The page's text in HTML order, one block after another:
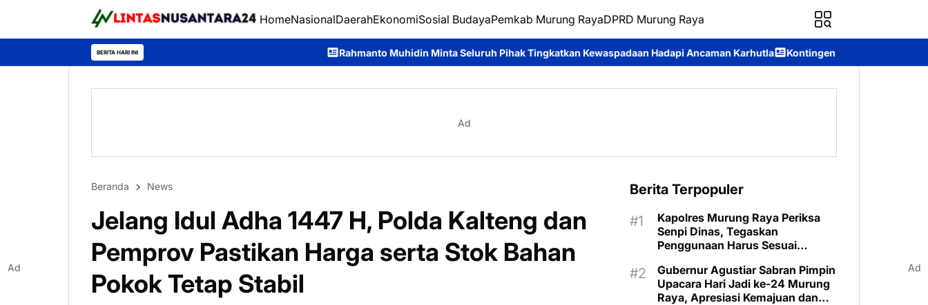
HomeNasionalDaerahEkonomiSosial BudayaPemkab Murung RayaDPRD Murung Raya
BERITA HARI INI Rahmanto Muhidin Minta Seluruh Pihak Tingkatkan Kewaspadaan Hadapi Ancaman Karhutla Kontingen Pramuka Murung Raya Dilepas Menuju
Ad
Beranda News
Jelang Idul Adha 1447 H, Polda Kalteng dan
Pemprov Pastikan Harga serta Stok Bahan
Pokok Tetap Stabil
Berita Terpopuler
Kapolres Murung Raya Periksa
Senpi Dinas, Tegaskan
Penggunaan Harus Sesuai
Gubernur Agustiar Sabran Pimpin
Upacara Hari Jadi ke-24 Murung
Raya, Apresiasi Kemajuan dan
Ad Ad